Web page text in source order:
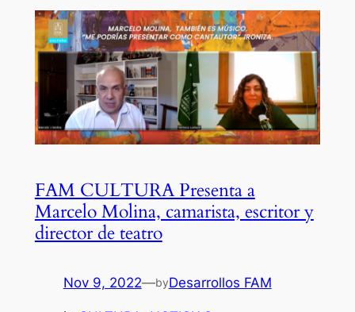
FAM CULTURA Presenta a
Marcelo Molina, camarista, escritor y
director de teatro
Nov 9, 2022—byDesarrollos FAM